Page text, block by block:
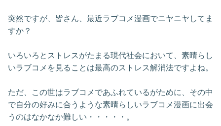
突然ですが、皆さん、最近ラブコメ漫画でニヤニヤしてま
すか？
いろいろとストレスがたまる現代社会において、素晴らし
いラブコメを見ることは最高のストレス解消法ですよね。
ただ、この世はラブコメであふれているがために、その中
で自分の好みに合うような素晴らしいラブコメ漫画に出会
うのはなかなか難しい・・・・・。